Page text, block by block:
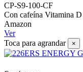
CP-S9-100-CF
Con cafeína Vitamina
Amazon
Ver
Toca para agrandar
×